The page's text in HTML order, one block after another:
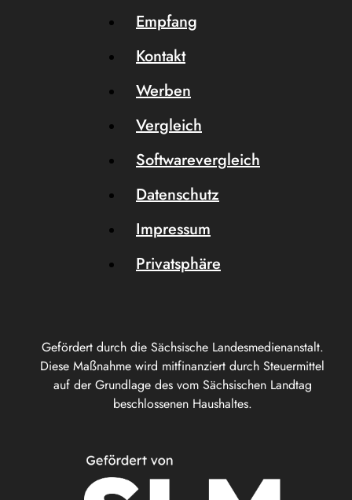
Gefördert durch die Sächsische Landesmedienanstalt.
Diese Maßnahme wird mitfinanziert durch Steuermittel
auf der Grundlage des vom Sächsischen Landtag
beschlossenen Haushaltes.
Empfang
Kontakt
Werben
Vergleich
Softwarevergleich
Datenschutz
Impressum
Privatsphäre